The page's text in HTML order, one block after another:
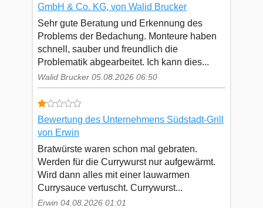
GmbH & Co. KG, von Walid Brucker
Sehr gute Beratung und Erkennung des
Problems der Bedachung. Monteure haben
schnell, sauber und freundlich die
Problematik abgearbeitet. Ich kann dies...
Walid Brucker 05.08.2026 06:50
Bewertung des Unternehmens Südstadt-Grill
von Erwin
Bratwürste waren schon mal gebraten.
Werden für die Currywurst nur aufgewärmt.
Wird dann alles mit einer lauwarmen
Currysauce vertuscht. Currywurst...
Erwin 04.08.2026 01:01